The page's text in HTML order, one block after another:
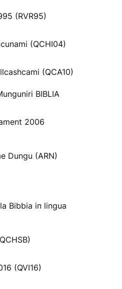
(RVR95)
(QCHI04)
(QCA10)
BIBLIA
2006
Dungu (ARN)
Bibbia in lingua
(QVI16)